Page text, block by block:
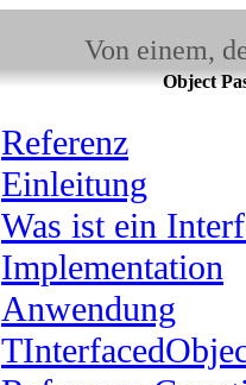
Von einem,
Object
Referenz
Einleitung
Was ist ein
Implementation
Anwendung